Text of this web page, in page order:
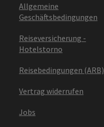
Allgemeine
Geschäftsbedingungen
Reiseversicherung -
Hotelstorno
Reisebedingungen (ARB)
Vertrag widerrufen
Jobs